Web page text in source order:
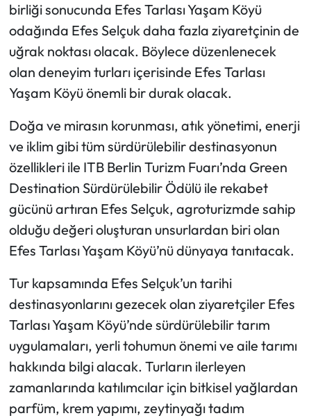
birliği sonucunda Efes Tarlası Yaşam Köyü
odağında Efes Selçuk daha fazla ziyaretçinin de
uğrak noktası olacak. Böylece düzenlenecek
olan deneyim turları içerisinde Efes Tarlası
Yaşam Köyü önemli bir durak olacak.
Doğa ve mirasın korunması, atık yönetimi, enerji
ve iklim gibi tüm sürdürülebilir destinasyonun
özellikleri ile ITB Berlin Turizm Fuarı’nda Green
Destination Sürdürülebilir Ödülü ile rekabet
gücünü artıran Efes Selçuk, agroturizmde sahip
olduğu değeri oluşturan unsurlardan biri olan
Efes Tarlası Yaşam Köyü’nü dünyaya tanıtacak.
Tur kapsamında Efes Selçuk’un tarihi
destinasyonlarını gezecek olan ziyaretçiler Efes
Tarlası Yaşam Köyü’nde sürdürülebilir tarım
uygulamaları, yerli tohumun önemi ve aile tarımı
hakkında bilgi alacak. Turların ilerleyen
zamanlarında katılımcılar için bitkisel yağlardan
parfüm, krem yapımı, zeytinyağı tadım